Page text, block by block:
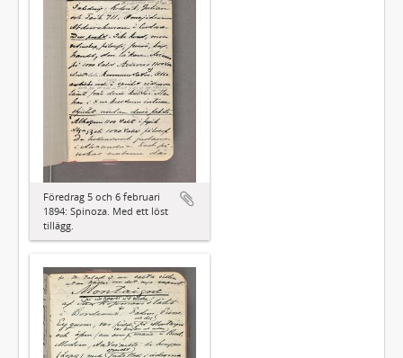
Föredrag 5 och 6 februari
1894: Spinoza. Med ett löst
tillägg.